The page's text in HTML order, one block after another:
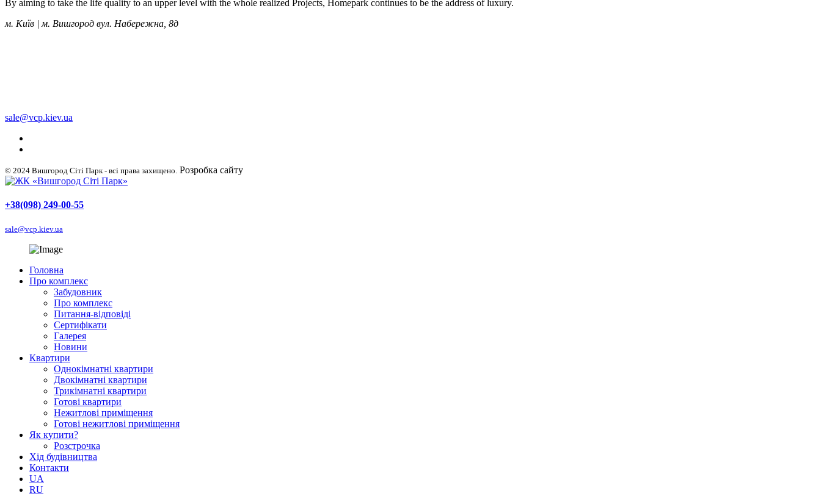
By aiming to take the life quality to an upper level with the whole realized Projects, Homepark continues to be the address of luxury.
м. Київ | м. Вишгород вул. Набережна, 8д
sale@vcp.kiev.ua
© 2024 Вишгород Сіті Парк - всі права захищено. Розробка сайту
+38(098) 249-00-55
sale@vcp.kiev.ua
Головна
Про комплекс
Забудовник
Про комплекс
Питання-відповіді
Сертифікати
Галерея
Новини
Квартири
Однокімнатні квартири
Двокімнатні квартири
Трикімнатні квартири
Готові квартири
Нежитлові приміщення
Готові нежитлові приміщення
Як купити?
Розстрочка
Хід будівництва
Контакти
UA
RU